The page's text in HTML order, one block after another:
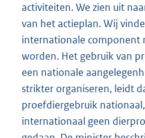
activiteiten. We zien uit
van het actieplan. Wij
internationale component
worden. Het gebruik van
een nationale
strikter organiseren, leidt
proefdiergebruik
internationaal geen